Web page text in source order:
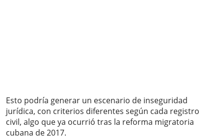
Esto podría generar un escenario de inseguridad
jurídica, con criterios diferentes según cada registro
civil, algo que ya ocurrió tras la reforma migratoria
cubana de 2017.